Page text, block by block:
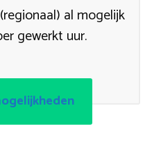
al mogelijk
gewerkt uur.